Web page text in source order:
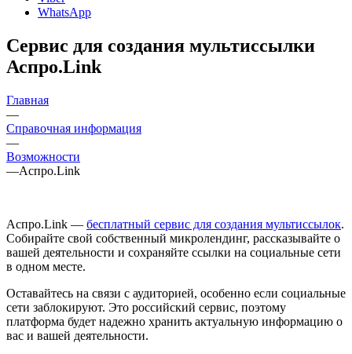
WhatsApp
Сервис для создания мультиссылки
Аспро.Link
Главная
—
Справочная информация
—
Возможности
—Аспро.Link
Аспро.Link — бесплатный сервис для создания мультиссылок.
Собирайте свой собственный микролендинг, рассказывайте о
вашей деятельности и сохраняйте ссылки на социальные сети
в одном месте.
Оставайтесь на связи с аудиторией, особенно если социальные
сети заблокируют. Это российский сервис, поэтому
платформа будет надежно хранить актуальную информацию о
вас и вашей деятельности.